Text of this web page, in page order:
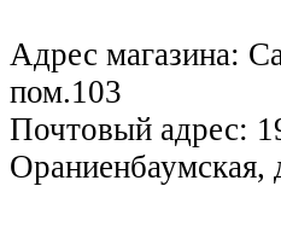
Адрес магазина:
пом.103
Почтовый адрес:
Ораниенбаумская,